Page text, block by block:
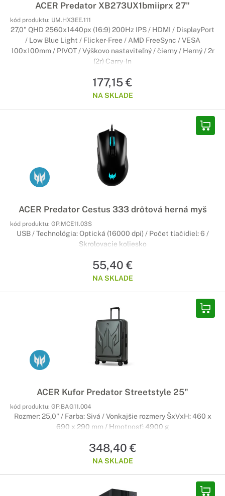
ACER Predator XB273UX1bmiiprx 27"
kód produktu: UM.HX3EE.111
27,0" QHD 2560x1440px (16:9) 200Hz IPS / HDMI / DisplayPort
/ Low Blue Light / Flicker-Free / AMD FreeSync / VESA
100x100mm / PIVOT / Výškovo nastaviteľný / čierny / Herný / 2r
(2r) Carry-In
177,15 €
NA SKLADE
ACER Predator Cestus 333 drôtová herná myš
kód produktu: GP.MCE11.03S
USB / Technológia: Optická (16000 dpi) / Počet tlačidiel: 6 /
Skrolovacie koliesko
55,40 €
NA SKLADE
ACER Kufor Predator Streetstyle 25"
kód produktu: GP.BAG11.004
Rozmer: 25,0" / Farba: Sivá / Vonkajšie rozmery ŠxVxH: 460 x
690 x 290 mm / Hmotnosť: 4900 g
348,40 €
NA SKLADE